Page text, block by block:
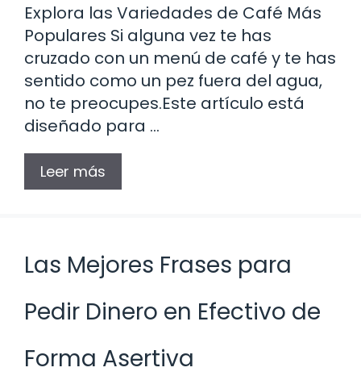
Explora las Variedades de Café Más
Populares Si alguna vez te has
cruzado con un menú de café y te has
sentido como un pez fuera del agua,
no te preocupes.Este artículo está
diseñado para …
Leer más
Las Mejores Frases para
Pedir Dinero en Efectivo de
Forma Asertiva